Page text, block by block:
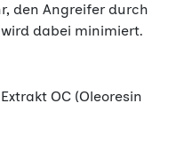
den Angreifer durch
dabei minimiert.
OC (Oleoresin